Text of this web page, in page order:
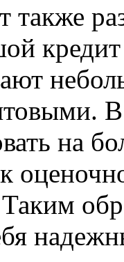
также
на